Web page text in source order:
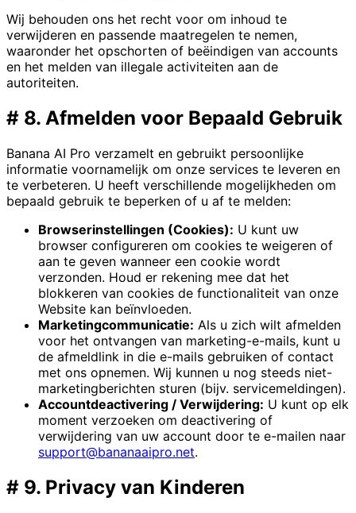
Wij behouden ons het recht voor om inhoud te
verwijderen en passende maatregelen te nemen,
waaronder het opschorten of beëindigen van accounts
en het melden van illegale activiteiten aan de
autoriteiten.
# 8. Afmelden voor Bepaald Gebruik
Banana AI Pro verzamelt en gebruikt persoonlijke
informatie voornamelijk om onze services te leveren en
te verbeteren. U heeft verschillende mogelijkheden om
bepaald gebruik te beperken of u af te melden:
Browserinstellingen (Cookies): U kunt uw
browser configureren om cookies te weigeren of
aan te geven wanneer een cookie wordt
verzonden. Houd er rekening mee dat het
blokkeren van cookies de functionaliteit van onze
Website kan beïnvloeden.
Marketingcommunicatie: Als u zich wilt afmelden
voor het ontvangen van marketing-e-mails, kunt u
de afmeldlink in die e-mails gebruiken of contact
met ons opnemen. Wij kunnen u nog steeds niet-
marketingberichten sturen (bijv. servicemeldingen).
Accountdeactivering / Verwijdering: U kunt op elk
moment verzoeken om deactivering of
verwijdering van uw account door te e-mailen naar
support@bananaaipro.net.
# 9. Privacy van Kinderen